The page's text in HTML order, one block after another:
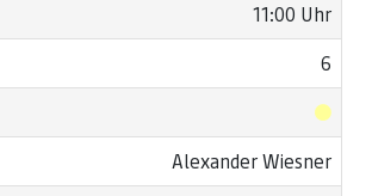
11:00 Uhr
6
Alexander Wiesner